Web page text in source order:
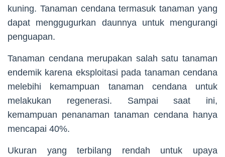
kuning. Tanaman cendana termasuk tanaman yang
dapat menggugurkan daunnya untuk mengurangi
penguapan.
Tanaman cendana merupakan salah satu tanaman
endemik karena eksploitasi pada tanaman cendana
melebihi kemampuan tanaman cendana untuk
melakukan regenerasi. Sampai saat ini,
kemampuan penanaman tanaman cendana hanya
mencapai 40%.
Ukuran yang terbilang rendah untuk upaya